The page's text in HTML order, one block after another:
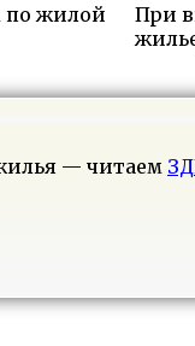
по жилой
При
— читаем